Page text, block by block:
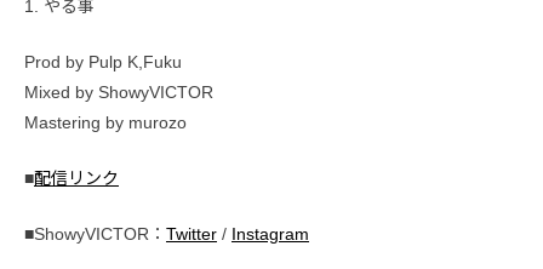
1. やる事
Prod by Pulp K,Fuku
Mixed by ShowyVICTOR
Mastering by murozo
■配信リンク
■ShowyVICTOR： Twitter / Instagram